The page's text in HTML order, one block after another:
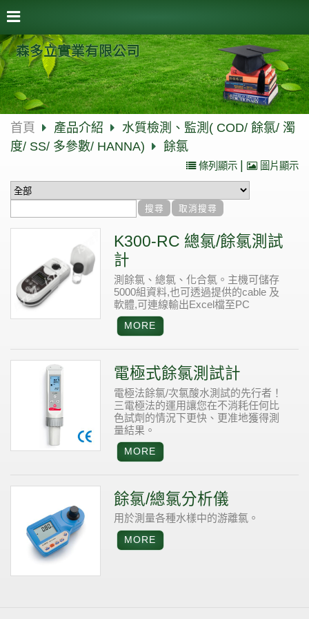
森多立實業有限公司
首頁 產品介紹
水質檢測、監測( COD/ 餘氯/ 濁
度/ SS/ 多參數/ HANNA)
餘氯
條列顯示 圖片顯示
K300-RC 總氯/餘氯測試
計
測餘氯、總氯、化合氯。主機可儲存
5000組資料,也可透過提供的cable 及
軟體,可連線輸出Excel檔至PC
電極式餘氯測試計
電極法餘氯/次氯酸水測試的先行者！
三電極法的運用讓您在不消耗任何比
色試劑的情況下更快、更准地獲得測
量結果。
餘氯/總氯分析儀
用於測量各種水樣中的游離氯。